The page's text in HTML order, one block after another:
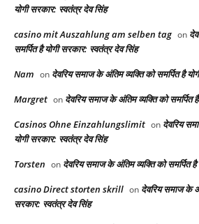
योगी सरकार: स्वतंत्र देव सिंह
casino mit Auszahlung am selben tag on
समर्पित है योगी सरकार: स्वतंत्र देव सिंह
Nam on देवरिय समाज के अंतिम व्यक्ति को समर्पित है
Margret on देवरिय समाज के अंतिम व्यक्ति को समर्पित
Casinos Ohne Einzahlungslimit on देवरिय
योगी सरकार: स्वतंत्र देव सिंह
Torsten on देवरिय समाज के अंतिम व्यक्ति को समर्पित
casino Direct storten skrill on देवरिय समाज के
सरकार: स्वतंत्र देव सिंह